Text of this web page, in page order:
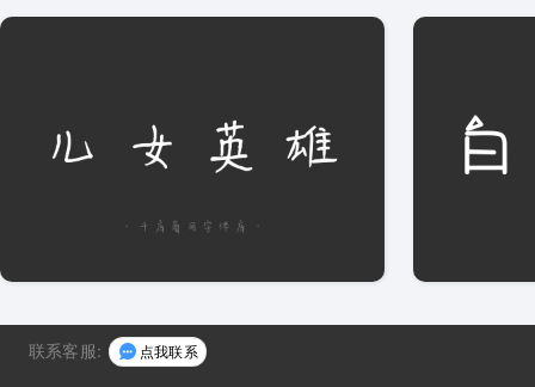
联系客服: 点我联系